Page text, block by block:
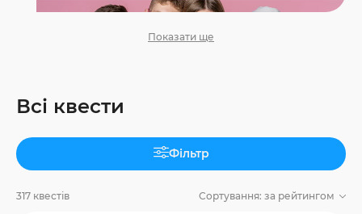
Показати ще
Всі квести
Фільтр
317 квестів Сортування: за рейтингом